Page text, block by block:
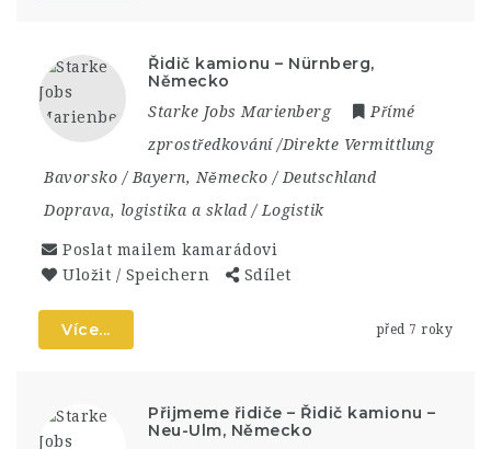
Řidič kamionu – Nürnberg,
Německo
Starke Jobs Marienberg
Přímé
zprostředkování /Direkte Vermittlung
Bavorsko / Bayern, Německo / Deutschland
Doprava, logistika a sklad / Logistik
Poslat mailem kamarádovi
Uložit / Speichern
Sdílet
Více... před 7 roky
Přijmeme řidiče – Řidič kamionu –
Neu-Ulm, Německo